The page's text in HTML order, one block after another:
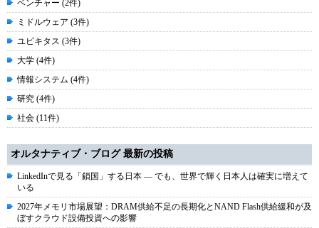
ベンチャー (2件)
ミドルウェア (3件)
ユビキタス (3件)
大学 (4件)
情報システム (4件)
研究 (4件)
社会 (11件)
オルタナティブ・ブログ 最新の投稿
LinkedInで見る「鎖国」する日本 ― でも、世界で輝く日本人は確実に増えて
いる
2027年メモリ市場展望：DRAM供給不足の長期化とNAND Flash供給緩和が及
ぼすクラウド設備投資への影響